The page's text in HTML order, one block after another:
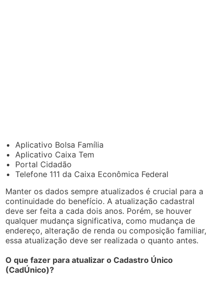
Aplicativo Bolsa Família
Aplicativo Caixa Tem
Portal Cidadão
Telefone 111 da Caixa Econômica Federal
Manter os dados sempre atualizados é crucial para a
continuidade do benefício. A atualização cadastral
deve ser feita a cada dois anos. Porém, se houver
qualquer mudança significativa, como mudança de
endereço, alteração de renda ou composição familiar,
essa atualização deve ser realizada o quanto antes.
O que fazer para atualizar o Cadastro Único
(CadÚnico)?